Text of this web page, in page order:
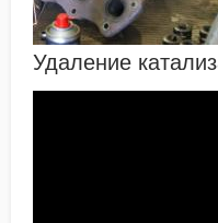
Удаление